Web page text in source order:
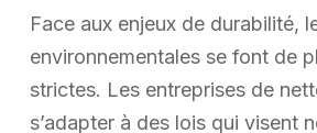
Face aux enjeux de durabilité,
environnementales se font de
strictes. Les entreprises de
s’adapter à des lois qui visent